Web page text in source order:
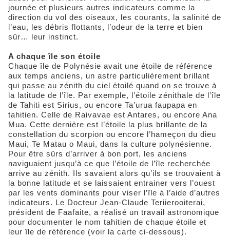
journée et plusieurs autres indicateurs comme la
direction du vol des oiseaux, les courants, la salinité de
l’eau, les débris flottants, l’odeur de la terre et bien
sûr… leur instinct.
A chaque île son étoile
Chaque île de Polynésie avait une étoile de référence
aux temps anciens, un astre particulièrement brillant
qui passe au zénith du ciel étoilé quand on se trouve à
la latitude de l’île. Par exemple, l’étoile zénithale de l’île
de Tahiti est Sirius, ou encore Ta’urua faupapa en
tahitien. Celle de Raivavae est Antares, ou encore Ana
Mua. Cette dernière est l’étoile la plus brillante de la
constellation du scorpion ou encore l’hameçon du dieu
Maui, Te Matau o Maui, dans la culture polynésienne.
Pour être sûrs d’arriver à bon port, les anciens
naviguaient jusqu’à ce que l’étoile de l’île recherchée
arrive au zénith. Ils savaient alors qu’ils se trouvaient à
la bonne latitude et se laissaient entrainer vers l’ouest
par les vents dominants pour viser l’île à l’aide d’autres
indicateurs. Le Docteur Jean-Claude Teriierooiterai,
président de Faafaite, a réalisé un travail astronomique
pour documenter le nom tahitien de chaque étoile et
leur île de référence (voir la carte ci-dessous).